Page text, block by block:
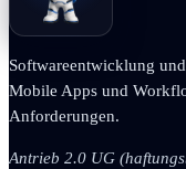
Softwareentwicklung
Mobile Apps und
Anforderungen.
Antrieb 2.0 UG